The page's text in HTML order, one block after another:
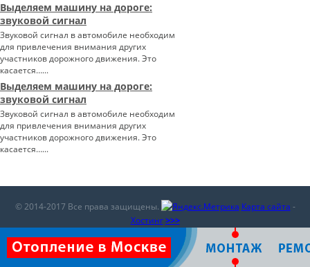
Выделяем машину на дороге:
звуковой сигнал
Звуковой сигнал в автомобиле необходим
для привлечения внимания других
участников дорожного движения. Это
касается…...
Выделяем машину на дороге:
звуковой сигнал
Звуковой сигнал в автомобиле необходим
для привлечения внимания других
участников дорожного движения. Это
касается…...
© 2014-2017 Все права защищены. Карта сайта -
Хостинг >>>